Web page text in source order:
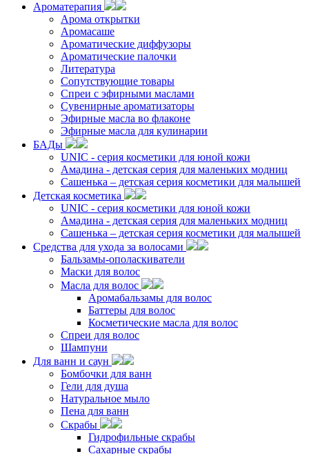
Ароматерапия
Арома открытки
Аромасаше
Ароматические диффузоры
Ароматические палочки
Литература
Сопутствующие товары
Спреи с эфирными маслами
Сувенирные ароматизаторы
Эфирные масла во флаконе
Эфирные масла для кулинарии
БАДы
UNIC - серия косметики для юной кожи
Амадина - детская серия для маленьких модниц
Сашенька – детская серия косметики для малышей
Детская косметика
UNIC - серия косметики для юной кожи
Амадина - детская серия для маленьких модниц
Сашенька – детская серия косметики для малышей
Средства для ухода за волосами
Бальзамы-ополаскиватели
Маски для волос
Масла для волос
Аромабальзамы для волос
Баттеры для волос
Косметические масла для волос
Спреи для волос
Шампуни
Для ванн и саун
Бомбочки для ванн
Гели для душа
Натуральное мыло
Пена для ванн
Скрабы
Гидрофильные скрабы
Сахарные скрабы